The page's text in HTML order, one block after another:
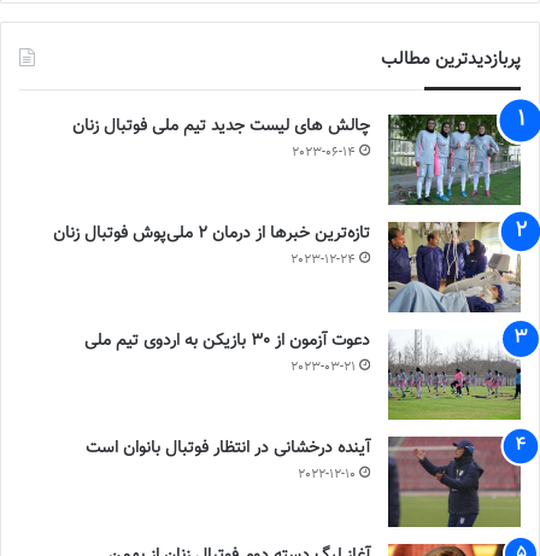
پربازدیدترین مطالب
چالش هاى ليست جدید تيم ملى فوتبال زنان
2023-06-14
تازه‌ترین خبرها از درمان ۲ ملی‌پوش فوتبال زنان
2023-12-24
دعوت آزمون از 30 بازیکن به اردوی تیم ملی
2023-03-21
آینده درخشانی در انتظار فوتبال بانوان است
2022-12-10